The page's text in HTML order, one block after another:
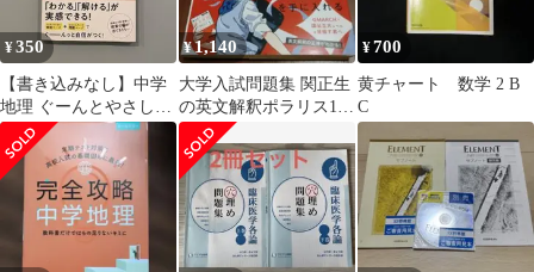
¥350
【書き込みなし】中学
地理 ぐーんとやさしく
／苦手克服・定期テス
ト対策
¥1,140
大学入試問題集 関正生
の英文解釈ポラリス1
標準～応用レベル
¥700
黄チャート 数学 2 B
C